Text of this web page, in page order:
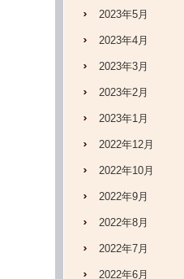
2023年5月
2023年4月
2023年3月
2023年2月
2023年1月
2022年12月
2022年10月
2022年9月
2022年8月
2022年7月
2022年6月